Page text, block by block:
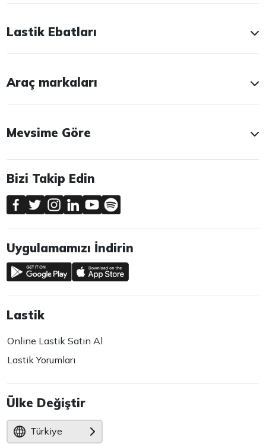
Lastik Ebatları
Araç markaları
Mevsime Göre
Bizi Takip Edin
Uygulamamızı İndirin
Lastik
Online Lastik Satın Al
Lastik Yorumları
Ülke Değiştir
Türkiye